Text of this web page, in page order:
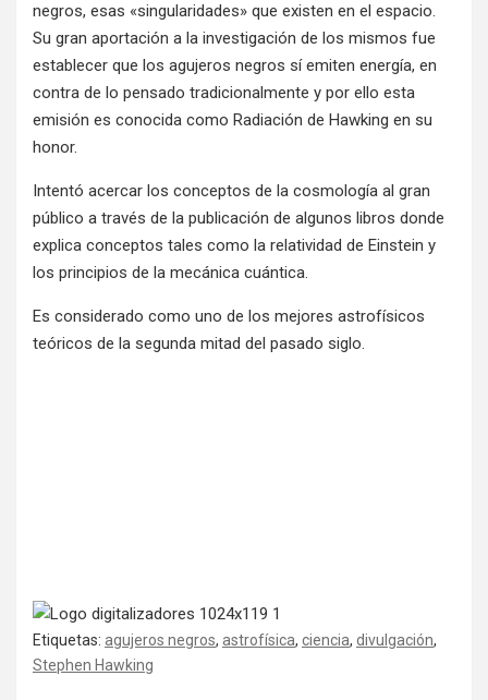
negros, esas «singularidades» que existen en el espacio.
Su gran aportación a la investigación de los mismos fue
establecer que los agujeros negros sí emiten energía, en
contra de lo pensado tradicionalmente y por ello esta
emisión es conocida como Radiación de Hawking en su
honor.
Intentó acercar los conceptos de la cosmología al gran
público a través de la publicación de algunos libros donde
explica conceptos tales como la relatividad de Einstein y
los principios de la mecánica cuántica.
Es considerado como uno de los mejores astrofísicos
teóricos de la segunda mitad del pasado siglo.
Etiquetas: agujeros negros, astrofísica, ciencia, divulgación,
Stephen Hawking